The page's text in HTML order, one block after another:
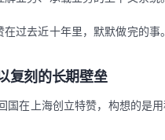
过去近十年里，默默做完的事。
复刻的长期壁垒
国在上海创立特赞，构想的是